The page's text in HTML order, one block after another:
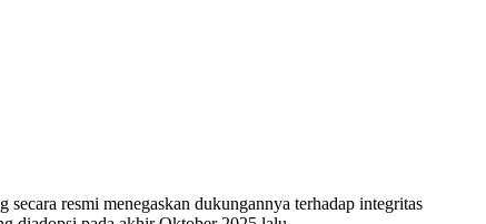
resmi menegaskan dukungannya terhadap integritas